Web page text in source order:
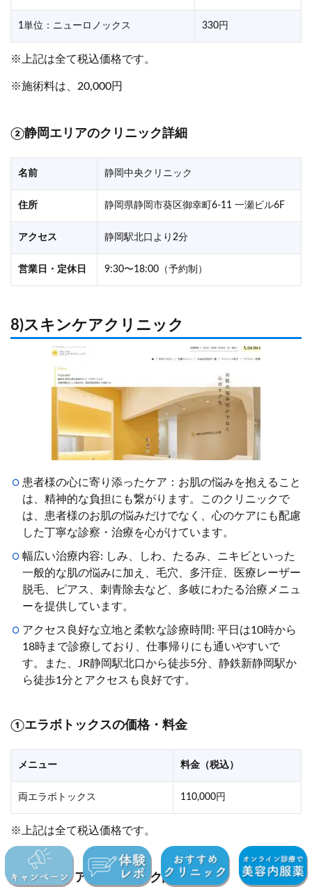
1単位：ニューロノックス 330円
※上記は全て税込価格です。
※施術料は、20,000円
②静岡エリアのクリニック詳細
名前 静岡中央クリニック
住所 静岡県静岡市葵区御幸町6-11 一瀬ビル6F
アクセス 静岡駅北口より2分
営業日・定休日 9:30〜18:00（予約制）
8)スキンケアクリニック
患者様の心に寄り添ったケア：お肌の悩みを抱えること
は、精神的な負担にも繋がります。このクリニックで
は、患者様のお肌の悩みだけでなく、心のケアにも配慮
した丁寧な診察・治療を心がけています。
幅広い治療内容: しみ、しわ、たるみ、ニキビといった
一般的な肌の悩みに加え、毛穴、多汗症、医療レーザー
脱毛、ピアス、刺青除去など、多岐にわたる治療メニュ
ーを提供しています。
アクセス良好な立地と柔軟な診療時間: 平日は10時から
18時まで診療しており、仕事帰りにも通いやすいで
す。また、JR静岡駅北口から徒歩5分、静鉄新静岡駅か
ら徒歩1分とアクセスも良好です。
①エラボトックスの価格・料金
メニュー 料金（税込）
両エラボトックス 110,000円
※上記は全て税込価格です。
②静岡エリアのクリニック詳細